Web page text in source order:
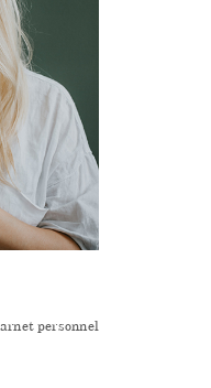
personnel